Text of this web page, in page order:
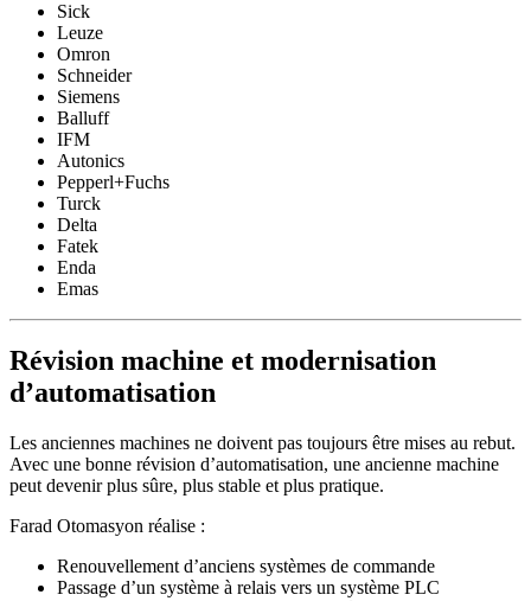
Sick
Leuze
Omron
Schneider
Siemens
Balluff
IFM
Autonics
Pepperl+Fuchs
Turck
Delta
Fatek
Enda
Emas
Révision machine et modernisation
d’automatisation
Les anciennes machines ne doivent pas toujours être mises au rebut.
Avec une bonne révision d’automatisation, une ancienne machine
peut devenir plus sûre, plus stable et plus pratique.
Farad Otomasyon réalise :
Renouvellement d’anciens systèmes de commande
Passage d’un système à relais vers un système PLC